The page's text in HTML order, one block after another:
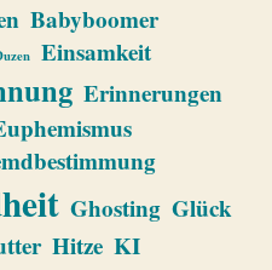
Babyboomer
Einsamkeit
Erinnerungen
Ghosting Glück
Hitze KI